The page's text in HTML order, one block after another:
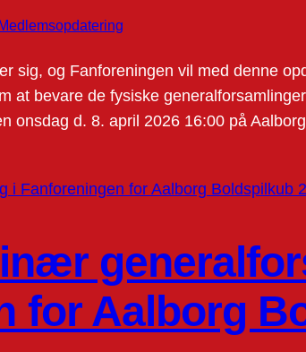
Medlemsopdatering
sig, og Fanforeningen vil med denne
at bevare de fysiske
onsdag d. 8. april 2026 16:00 på
for Aalborg